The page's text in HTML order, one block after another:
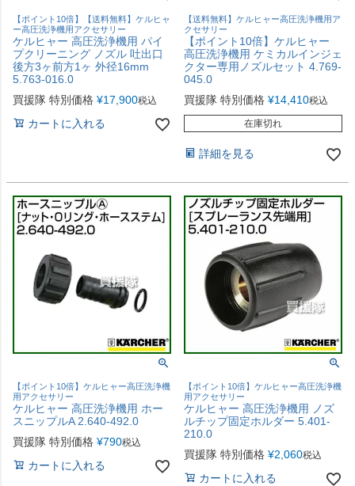
【ポイント10倍】【送料無料】ケルヒャ
ー高圧洗浄機用アクセサリー
ケルヒャー 高圧洗浄機用 パイ
プクリーニング ノズル 吐出口
後方3ヶ前方1ヶ 外径16mm
5.763-016.0
買援隊 特別価格 ¥17,900税込
カートに入れる
【送料無料】ケルヒャー高圧洗浄機用ア
クセサリー
【ポイント10倍】ケルヒャー
高圧洗浄機用 ケミカルインジェ
クター専用ノズルセット 4.769-
045.0
買援隊 特別価格 ¥14,410税込
在庫切れ
詳細を見る
【ポイント10倍】ケルヒャー高圧洗浄機
用アクセサリー
ケルヒャー 高圧洗浄機用 ホー
スニップルA 2.640-492.0
買援隊 特別価格 ¥790税込
カートに入れる
【ポイント10倍】ケルヒャー高圧洗浄機
用アクセサリー
ケルヒャー 高圧洗浄機用 ノズ
ルチップ固定ホルダー 5.401-
210.0
買援隊 特別価格 ¥2,060税込
カートに入れる